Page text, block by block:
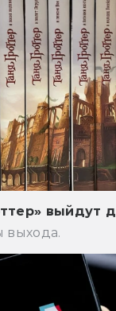
выйдут
выхода.